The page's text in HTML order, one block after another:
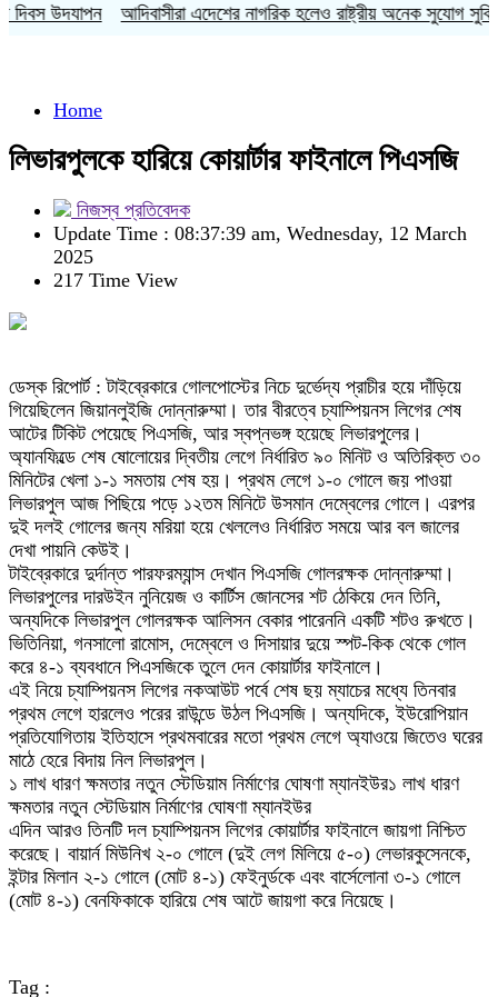
উদযাপন আদিবাসীরা এদেশের নাগরিক হলেও রাষ্ট্রীয় অনেক সুযোগ সুবিধা
Home
লিভারপুলকে হারিয়ে কোয়ার্টার ফাইনালে পিএসজি
নিজস্ব প্রতিবেদক
Update Time : 08:37:39 am, Wednesday, 12 March
2025
217 Time View
ডেস্ক রিপোর্ট : টাইব্রেকারে গোলপোস্টের নিচে দুর্ভেদ্য প্রাচীর হয়ে দাঁড়িয়ে
গিয়েছিলেন জিয়ানলুইজি দোন্নারুম্মা। তার বীরত্বে চ্যাম্পিয়নস লিগের শেষ
আটের টিকিট পেয়েছে পিএসজি, আর স্বপ্নভঙ্গ হয়েছে লিভারপুলের।
অ্যানফিল্ডে শেষ ষোলোয়ের দ্বিতীয় লেগে নির্ধারিত ৯০ মিনিট ও অতিরিক্ত ৩০
মিনিটের খেলা ১-১ সমতায় শেষ হয়। প্রথম লেগে ১-০ গোলে জয় পাওয়া
লিভারপুল আজ পিছিয়ে পড়ে ১২তম মিনিটে উসমান দেম্বেলের গোলে। এরপর
দুই দলই গোলের জন্য মরিয়া হয়ে খেললেও নির্ধারিত সময়ে আর বল জালের
দেখা পায়নি কেউই।
টাইব্রেকারে দুর্দান্ত পারফরম্যান্স দেখান পিএসজি গোলরক্ষক দোন্নারুম্মা।
লিভারপুলের দারউইন নুনিয়েজ ও কার্টিস জোনসের শট ঠেকিয়ে দেন তিনি,
অন্যদিকে লিভারপুল গোলরক্ষক আলিসন বেকার পারেননি একটি শটও রুখতে।
ভিতিনিয়া, গনসালো রামোস, দেম্বেলে ও দিসায়ার দুয়ে স্পট-কিক থেকে গোল
করে ৪-১ ব্যবধানে পিএসজিকে তুলে দেন কোয়ার্টার ফাইনালে।
এই নিয়ে চ্যাম্পিয়নস লিগের নকআউট পর্বে শেষ ছয় ম্যাচের মধ্যে তিনবার
প্রথম লেগে হারলেও পরের রাউন্ডে উঠল পিএসজি। অন্যদিকে, ইউরোপিয়ান
প্রতিযোগিতায় ইতিহাসে প্রথমবারের মতো প্রথম লেগে অ্যাওয়ে জিতেও ঘরের
মাঠে হেরে বিদায় নিল লিভারপুল।
১ লাখ ধারণ ক্ষমতার নতুন স্টেডিয়াম নির্মাণের ঘোষণা ম্যানইউর১ লাখ ধারণ
ক্ষমতার নতুন স্টেডিয়াম নির্মাণের ঘোষণা ম্যানইউর
এদিন আরও তিনটি দল চ্যাম্পিয়নস লিগের কোয়ার্টার ফাইনালে জায়গা নিশ্চিত
করেছে। বায়ার্ন মিউনিখ ২-০ গোলে (দুই লেগ মিলিয়ে ৫-০) লেভারকুসেনকে,
ইন্টার মিলান ২-১ গোলে (মোট ৪-১) ফেইনুর্ডকে এবং বার্সেলোনা ৩-১ গোলে
(মোট ৪-১) বেনফিকাকে হারিয়ে শেষ আটে জায়গা করে নিয়েছে।
Tag :